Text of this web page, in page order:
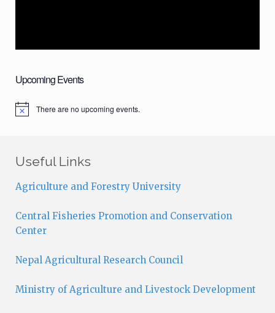
Upcoming Events
N
e
There are no upcoming events.
Useful Links
Agriculture and Forestry University
Central Fisheries Promotion and Conservation
Center
Nepal Agricultural Research Council
Ministry of Agriculture and Livestock Development